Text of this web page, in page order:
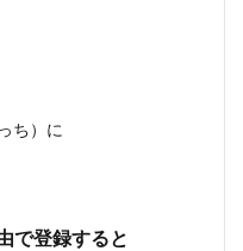
ち）に
で登録すると